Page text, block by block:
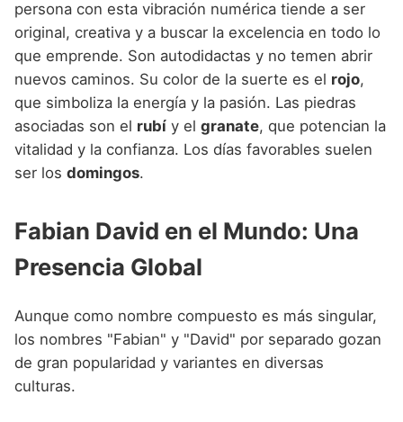
persona con esta vibración numérica tiende a ser
original, creativa y a buscar la excelencia en todo lo
que emprende. Son autodidactas y no temen abrir
nuevos caminos. Su color de la suerte es el rojo,
que simboliza la energía y la pasión. Las piedras
asociadas son el rubí y el granate, que potencian la
vitalidad y la confianza. Los días favorables suelen
ser los domingos.
Fabian David en el Mundo: Una
Presencia Global
Aunque como nombre compuesto es más singular,
los nombres "Fabian" y "David" por separado gozan
de gran popularidad y variantes en diversas
culturas.